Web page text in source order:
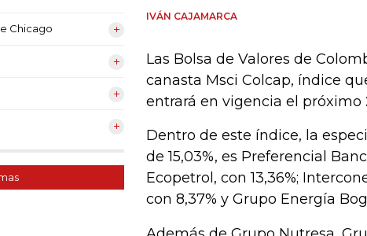
Chicago
IVÁN CAJAMARCA
Las Bolsa de Valores de
canasta Msci Colcap, índice
entrará en vigencia el próximo
Dentro de este índice, la
de 15,03%, es Preferencial
Ecopetrol, con 13,36%;
con 8,37% y Grupo Energía